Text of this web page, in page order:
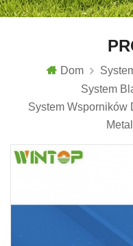
Dom
System
System Wsporników